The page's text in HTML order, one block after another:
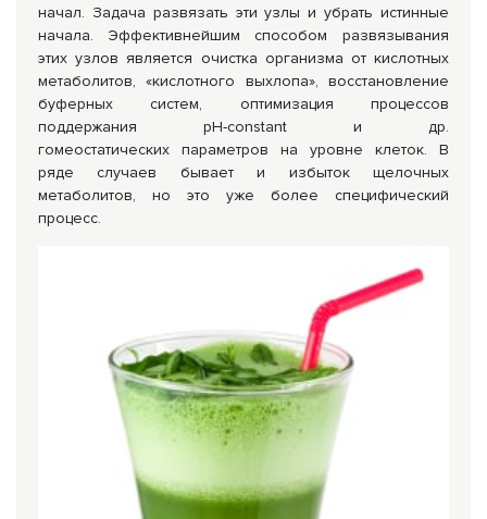
начал. Задача развязать эти узлы и убрать истинные
начала. Эффективнейшим способом развязывания
этих узлов является очистка организма от кислотных
метаболитов, «кислотного выхлопа», восстановление
буферных систем, оптимизация процессов
поддержания рН-constant и др.
гомеостатических параметров на уровне клеток. В
ряде случаев бывает и избыток щелочных
метаболитов, но это уже более специфический
процесс.